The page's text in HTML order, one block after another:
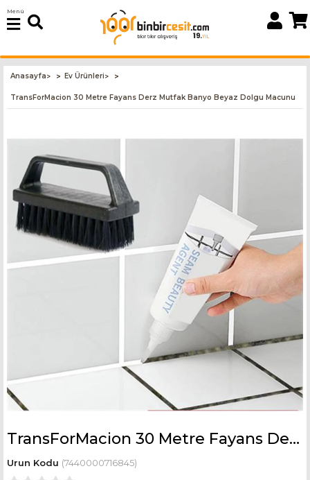
Menü
Anasayfa> Ev Ürünleri>
TransForMacion 30 Metre Fayans Derz Mutfak Banyo Beyaz Dolgu Macunu
TransForMacion 30 Metre Fayans Derz Mutfak Banyo Beyaz Dolgu Macunu
(7440000716845)